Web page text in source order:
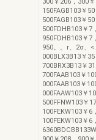
150FAGB103￥
500FAGB103￥
500FDHB103￥7
950FDHB103￥7
950。。r、2σ、
000BLX3B13￥
700BRX3B13￥
700FAAB103￥
000FAAB103￥
000FAAW103￥
500FFNW103￥
100FEKW103￥6
100FEKW103￥6